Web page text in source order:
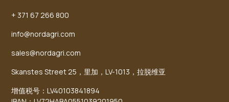
+ 371 67 266 800
info@nordagri.com
sales@nordagri.com
Skanstes Street 25，里加，LV-1013，拉脱维亚
增值税号：LV40103841894